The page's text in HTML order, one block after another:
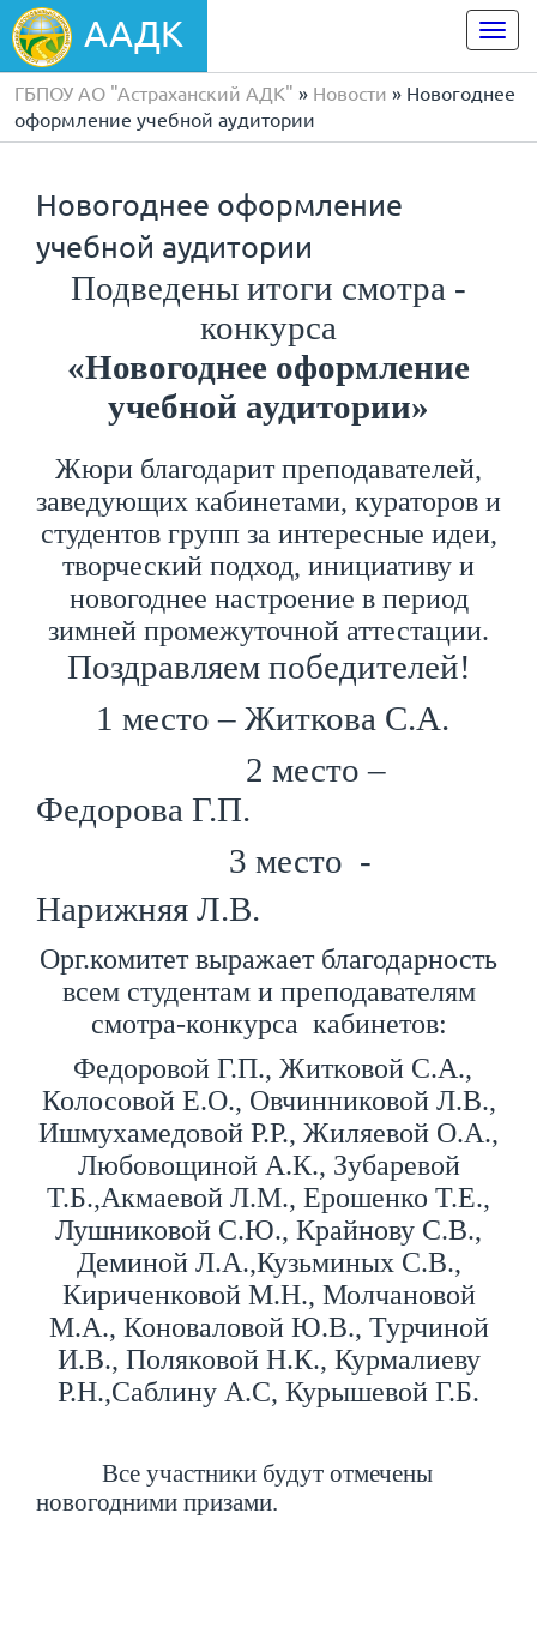
ААДК
ГБПОУ АО "Астраханский АДК" » Новости » Новогоднее
оформление учебной аудитории
Новогоднее оформление
учебной аудитории
Подведены итоги смотра -
конкурса
«Новогоднее оформление
учебной аудитории»
Жюри благодарит преподавателей,
заведующих кабинетами, кураторов и
студентов групп за интересные идеи,
творческий подход, инициативу и
новогоднее настроение в период
зимней промежуточной аттестации.
Поздравляем победителей!
1 место – Житкова С.А.
2 место –
Федорова Г.П.
3 место -
Нарижняя Л.В.
Орг.комитет выражает благодарность
всем студентам и преподавателям
смотра-конкурса кабинетов:
Федоровой Г.П., Житковой С.А.,
Колосовой Е.О., Овчинниковой Л.В.,
Ишмухамедовой Р.Р., Жиляевой О.А.,
Любовощиной А.К., Зубаревой
Т.Б.,Акмаевой Л.М., Ерошенко Т.Е.,
Лушниковой С.Ю., Крайнову С.В.,
Деминой Л.А.,Кузьминых С.В.,
Кириченковой М.Н., Молчановой
М.А., Коноваловой Ю.В., Турчиной
И.В., Поляковой Н.К., Курмалиеву
Р.Н.,Саблину А.С, Курышевой Г.Б.
Все участники будут отмечены
новогодними призами.